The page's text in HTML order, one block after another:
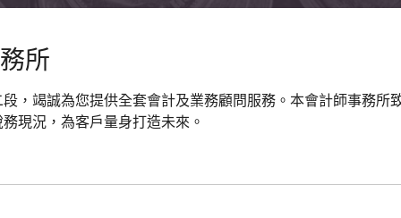
所
，竭誠為您提供全套會計及業務顧問服務。本會計師事務所
現況，為客戶量身打造未來。